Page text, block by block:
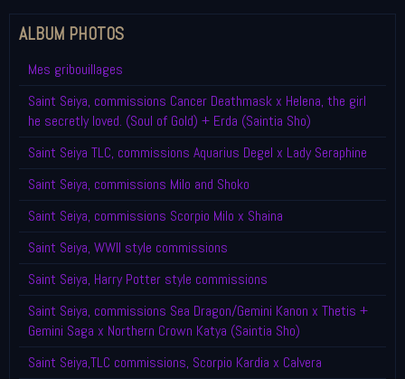
ALBUM PHOTOS
Mes gribouillages
Saint Seiya, commissions Cancer Deathmask x Helena, the girl
he secretly loved. (Soul of Gold) + Erda (Saintia Sho)
Saint Seiya TLC, commissions Aquarius Degel x Lady Seraphine
Saint Seiya, commissions Milo and Shoko
Saint Seiya, commissions Scorpio Milo x Shaina
Saint Seiya, WWII style commissions
Saint Seiya, Harry Potter style commissions
Saint Seiya, commissions Sea Dragon/Gemini Kanon x Thetis +
Gemini Saga x Northern Crown Katya (Saintia Sho)
Saint Seiya,TLC commissions, Scorpio Kardia x Calvera